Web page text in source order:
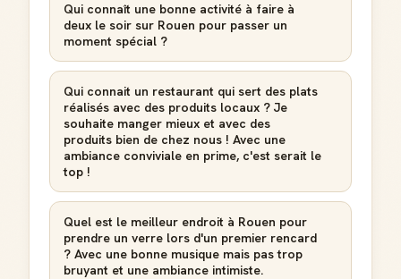
Qui connaît une bonne activité à faire à
deux le soir sur Rouen pour passer un
moment spécial ?
Qui connait un restaurant qui sert des plats
réalisés avec des produits locaux ? Je
souhaite manger mieux et avec des
produits bien de chez nous ! Avec une
ambiance conviviale en prime, c'est serait le
top !
Quel est le meilleur endroit à Rouen pour
prendre un verre lors d'un premier rencard
? Avec une bonne musique mais pas trop
bruyant et une ambiance intimiste.